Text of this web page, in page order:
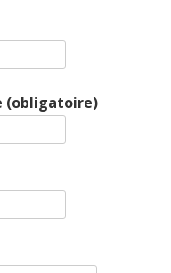
(obligatoire)